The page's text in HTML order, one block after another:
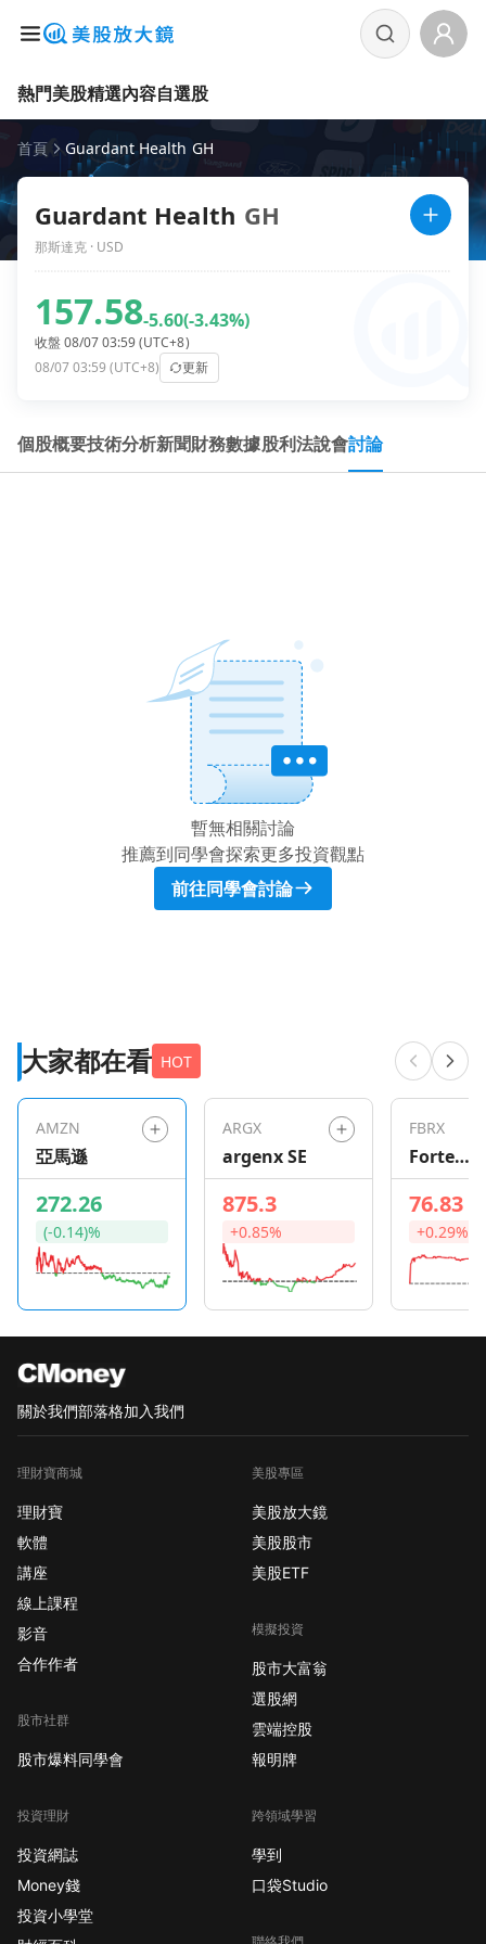
熱門美股精選內容自選股
首頁 Guardant Health GH
Guardant Health GH
那斯達克 · USD
157.58-5.60(-3.43%)
收盤 08/07 03:59 (UTC+8)
08/07 03:59 (UTC+8)
更新
個股概要技術分析新聞財務數據股利法說會討論
暫無相關討論
推薦到同學會探索更多投資觀點
前往同學會討論
大家都在看 HOT
AMZN
亞馬遜
272.26
(-0.14)%
ARGX
argenx SE
875.3
+0.85%
FBRX
Forte
76.83
+0.29%
關於我們部落格加入我們
理財寶商城
理財寶
軟體
講座
線上課程
影音
合作作者
股市社群
股市爆料同學會
投資理財
投資網誌
Money錢
投資小學堂
美股專區
美股放大鏡
美股股市
美股ETF
模擬投資
股市大富翁
選股網
雲端控股
報明牌
跨領域學習
學到
口袋Studio